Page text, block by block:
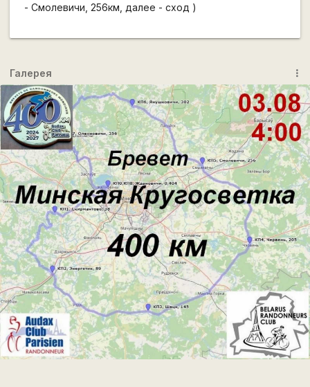
- Смолевичи, 256км, далее - сход )
Галерея more_vert